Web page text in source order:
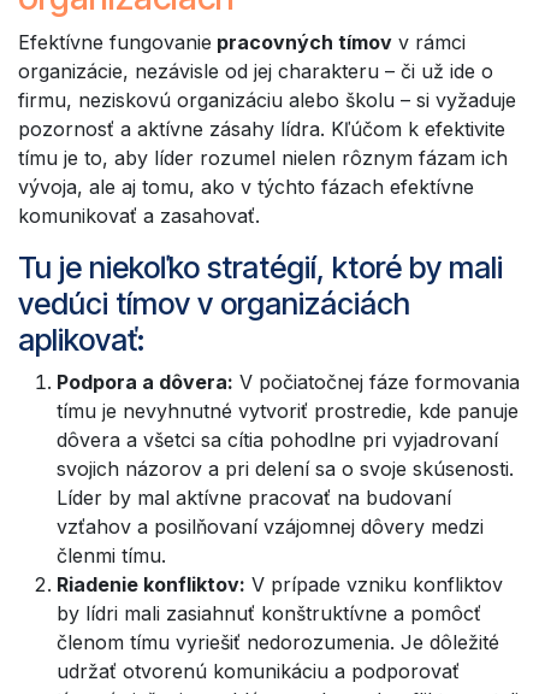
Efektívne fungovanie pracovných tímov v rámci
organizácie, nezávisle od jej charakteru – či už ide o
firmu, neziskovú organizáciu alebo školu – si vyžaduje
pozornosť a aktívne zásahy lídra. Kľúčom k efektivite
tímu je to, aby líder rozumel nielen rôznym fázam ich
vývoja, ale aj tomu, ako v týchto fázach efektívne
komunikovať a zasahovať.
Tu je niekoľko stratégií, ktoré by mali
vedúci tímov v organizáciách
aplikovať:
Podpora a dôvera: V počiatočnej fáze formovania
tímu je nevyhnutné vytvoriť prostredie, kde panuje
dôvera a všetci sa cítia pohodlne pri vyjadrovaní
svojich názorov a pri delení sa o svoje skúsenosti.
Líder by mal aktívne pracovať na budovaní
vzťahov a posilňovaní vzájomnej dôvery medzi
členmi tímu.
Riadenie konfliktov: V prípade vzniku konfliktov
by lídri mali zasiahnuť konštruktívne a pomôcť
členom tímu vyriešiť nedorozumenia. Je dôležité
udržať otvorenú komunikáciu a podporovať